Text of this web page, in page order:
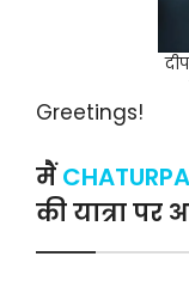
Greetings!
मैं
की यात्रा